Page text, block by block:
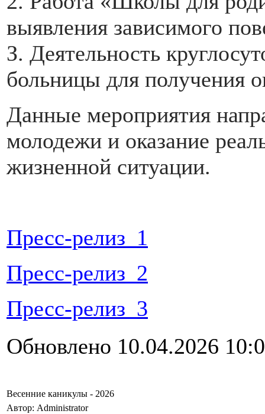
выявления зависимого
З. Деятельность
больницы для получения
Данные мероприятия
молодежи и оказание
жизненной ситуации.
Пресс-релиз_1
Пресс-релиз_2
Пресс-релиз_3
Обновлено 10.04.2026
Весенние каникулы - 2026
Автор: Administrator